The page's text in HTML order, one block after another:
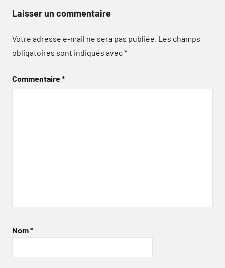
Laisser un commentaire
Votre adresse e-mail ne sera pas publiée. Les champs
obligatoires sont indiqués avec*
Commentaire*
Nom*